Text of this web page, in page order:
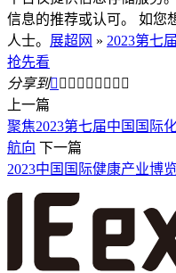
信息的推荐或认可。 如您
人士。 展超网 » 2023第七
抢先看
分享到        
上一篇
聚焦2023第七届中国国际
航向 下一篇
2023中国国际健康产业博